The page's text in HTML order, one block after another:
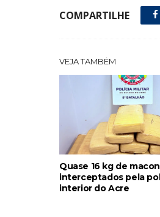
COMPARTILHE
VEJA TAMBÉM
Quase 16 kg de
interceptados pela
interior do Acre